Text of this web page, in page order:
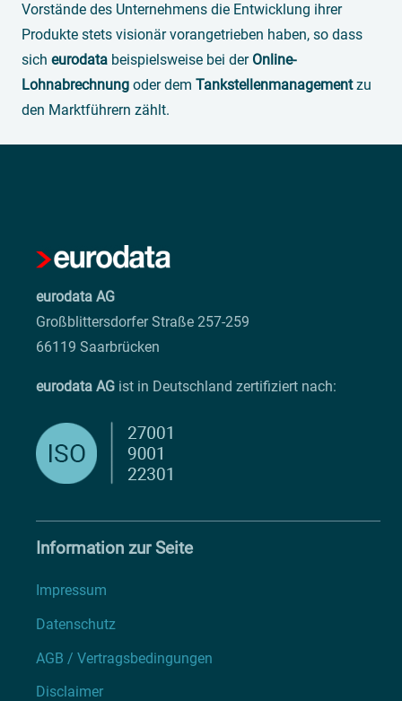
Vorstände des Unternehmens die Entwicklung ihrer
Produkte stets visionär vorangetrieben haben, so dass
sich eurodata beispielsweise bei der Online-
Lohnabrechnung oder dem Tankstellenmanagementzu
den Marktführern zählt.
eurodata AG
Großblittersdorfer Straße 257-259
66119 Saarbrücken
eurodata AG ist in Deutschland zertifiziert nach:
Information zur Seite
Impressum
Datenschutz
AGB / Vertragsbedingungen
Disclaimer